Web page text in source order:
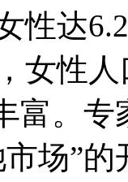
达
女性
富。
场”